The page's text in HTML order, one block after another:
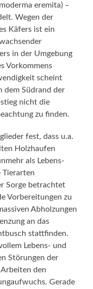
eremita) –
Wegen der
Käfers ist ein
in der Umgebung
Vorkommens
scheint
dem Südrand der
nicht die
zu finden.
fest, dass u.a.
Holzhaufen
als Lebens-
Tierarten
Sorge betrachtet
Vorbereitungen zu
Abholzungen
an das
stattfinden.
Lebens- und
Störungen der
den
Gerade